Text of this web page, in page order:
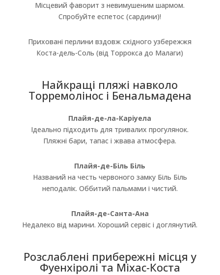
Місцевий фаворит з невимушеним шармом.
Спробуйте еспетос (сардини)!
Приховані перлини вздовж східного узбережжя
Коста-дель-Соль (від Торрокса до Малаги)
Найкращі пляжі навколо
Торремолінос і Бенальмадена
Плайя-де-ла-Каріуела
Ідеально підходить для тривалих прогулянок.
Пляжні бари, тапас і жвава атмосфера.
Плайя-де-Біль Біль
Названий на честь червоного замку Біль Біль
неподалік. Оббитий пальмами і чистий.
Плайя-де-Санта-Ана
Недалеко від марини. Хороший сервіс і доглянутий.
Розслаблені прибережні місця у
Фуенхіролі та Міхас-Коста